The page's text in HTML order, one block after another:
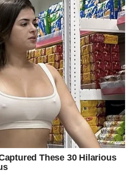
takve situacije pokušava
VAM GOVORI
ovog vikenda ćete mnogo jasnije
je poznanstvo sa osobom koja
pažnjom i načinom